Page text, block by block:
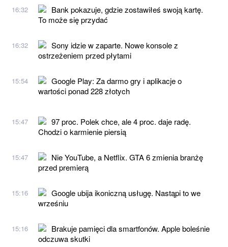
16:32
Bank pokazuje, gdzie zostawiłeś swoją kartę.
To może się przydać
16:32
Sony idzie w zaparte. Nowe konsole z
ostrzeżeniem przed płytami
15:54
Google Play: Za darmo gry i aplikacje o
wartości ponad 228 złotych
15:47
97 proc. Polek chce, ale 4 proc. daje radę.
Chodzi o karmienie piersią
15:47
Nie YouTube, a Netflix. GTA 6 zmienia branżę
przed premierą
15:16
Google ubija ikoniczną usługę. Nastąpi to we
wrześniu
15:16
Brakuje pamięci dla smartfonów. Apple boleśnie
odczuwa skutki